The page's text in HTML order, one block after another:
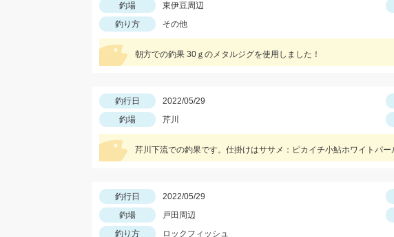
釣場
東伊豆周辺
釣り方
その他
朝方での釣果 30ｇのメタルジグを使用しました！
釣行日 2022/05/29
釣場
芹川
芹川下流での釣果です。仕掛けはササメ：ピカイチ小鮎ホワイトパー
釣行日 2022/05/29
釣場
戸田周辺
釣り方
ロックフィッシュ